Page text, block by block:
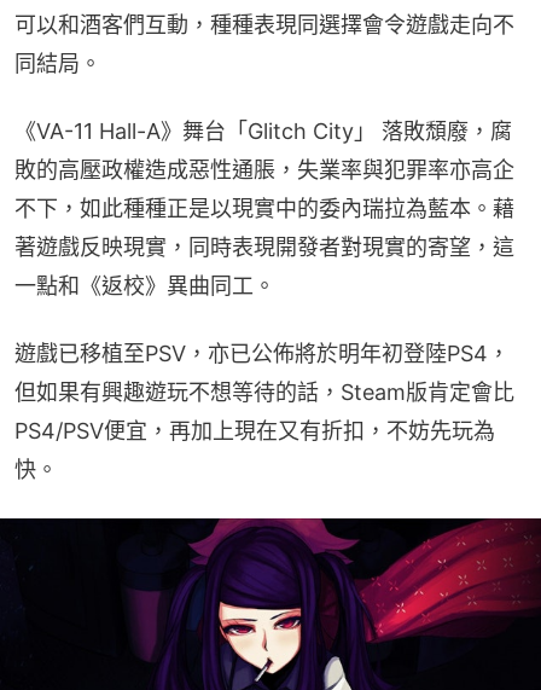
可以和酒客們互動，種種表現同選擇會令遊戲走向不
同結局。
《VA-11 Hall-A》舞台「Glitch City」 落敗頹廢，腐
敗的高壓政權造成惡性通脹，失業率與犯罪率亦高企
不下，如此種種正是以現實中的委內瑞拉為藍本。藉
著遊戲反映現實，同時表現開發者對現實的寄望，這
一點和《返校》異曲同工。
遊戲已移植至PSV，亦已公佈將於明年初登陸PS4，
但如果有興趣遊玩不想等待的話，Steam版肯定會比
PS4/PSV便宜，再加上現在又有折扣，不妨先玩為
快。